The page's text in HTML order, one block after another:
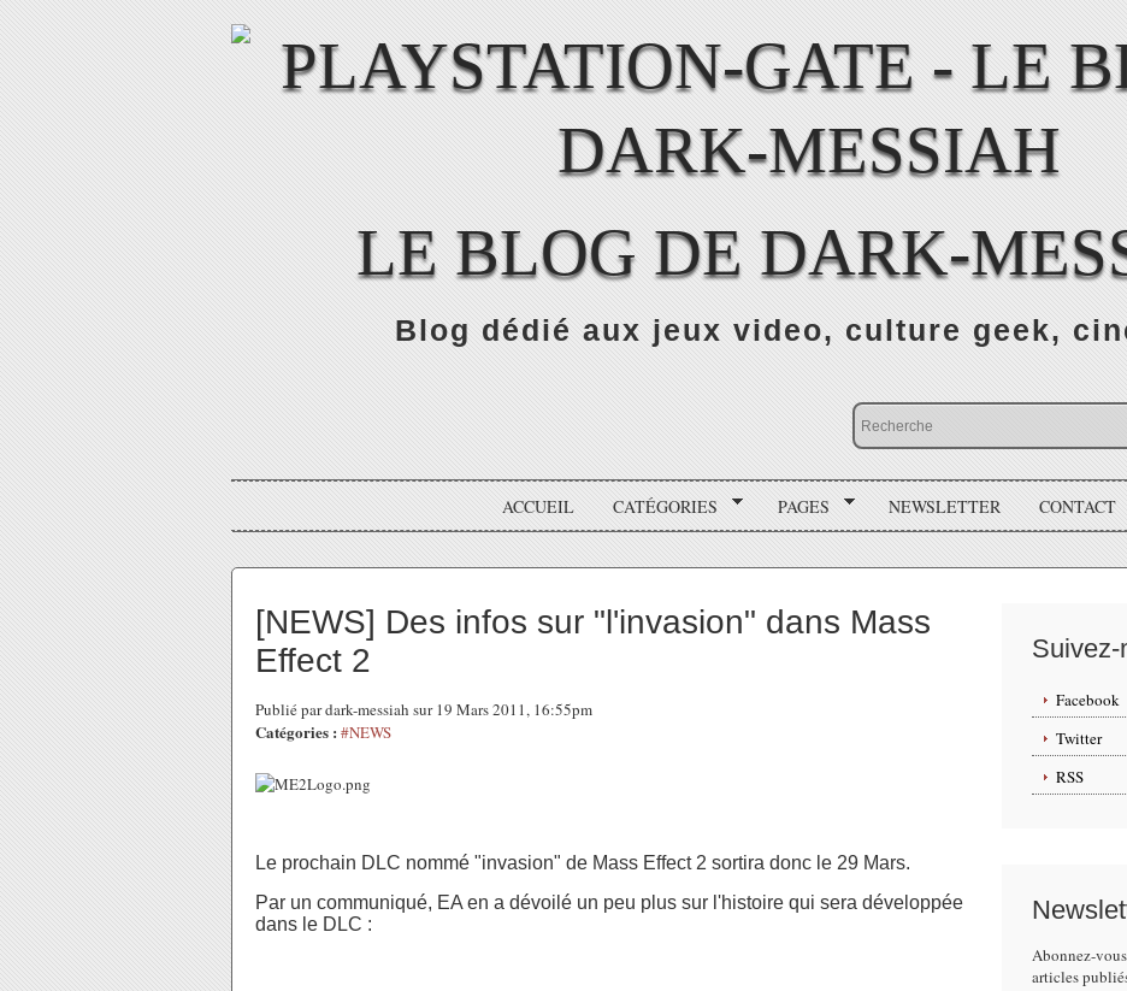
LE BLOG DE DARK-
Blog dédié aux jeux video, culture geek,
ACCUEIL CATÉGORIES PAGES NEWSLETTER CONTACT
[NEWS] Des infos sur "l'invasion" dans Mass
Effect 2
Publié par dark-messiah sur 19 Mars 2011, 16:55pm
Catégories : #NEWS
Le prochain DLC nommé "invasion" de Mass Effect 2 sortira donc le 29 Mars.
Par un communiqué, EA en a dévoilé un peu plus sur l'histoire qui sera développée
dans le DLC :
Suivez-
Facebook
Twitter
RSS
Abonnez-
articles